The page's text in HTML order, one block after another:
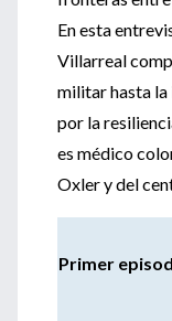
En esta
Villarreal
militar hasta la
por la
es médico
Oxler y del
Primer